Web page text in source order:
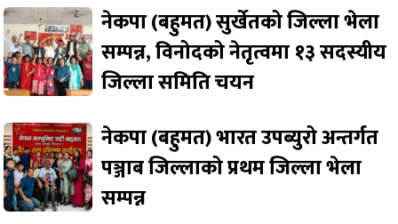
नेकपा (बहुमत) सुर्खेतको जिल्ला भेला
सम्पन्न, विनोदको नेतृत्वमा १३ सदस्यीय
जिल्ला समिति चयन
नेकपा (बहुमत) भारत उपब्युरो अन्तर्गत
पञ्जाब जिल्लाको प्रथम जिल्ला भेला
सम्पन्न